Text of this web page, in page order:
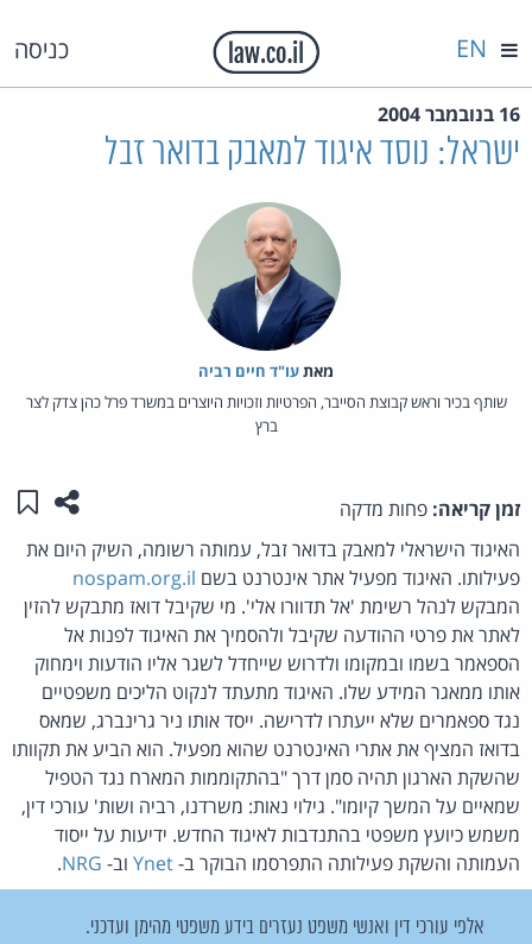
כניסה EN
16 בנובמבר 2004
ישראל: נוסד איגוד למאבק בדואר זבל
מאת‏עו"ד חיים רביה
שותף בכיר וראש קבוצת הסייבר, הפרטיות וזכויות היוצרים במשרד פרל כהן צדק לצר
ברץ
זמן קריאה: פחות מדקה שתפו
האיגוד הישראלי למאבק בדואר זבל, עמותה רשומה, השיק היום את
פעילותו. האיגוד מפעיל אתר אינטרנט בשם nospam.org.il
המבקש לנהל רשימת 'אל תדוורו אלי'. מי שקיבל דואז מתבקש להזין
לאתר את פרטי ההודעה שקיבל ולהסמיך את האיגוד לפנות אל
הספאמר בשמו ובמקומו ולדרוש שייחדל לשגר אליו הודעות וימחוק
אותו ממאגר המידע שלו. האיגוד מתעתד לנקוט הליכים משפטיים
נגד ספאמרים שלא ייעתרו לדרישה. ייסד אותו ניר גרינברג, שמאס
בדואז המציף את אתרי האינטרנט שהוא מפעיל. הוא הביע את תקוותו
שהשקת הארגון תהיה סמן דרך "בהתקוממות המארח נגד הטפיל
שמאיים על המשך קיומו". גילוי נאות: משרדנו, רביה ושות' עורכי דין,
משמש כיועץ משפטי בהתנדבות לאיגוד החדש. ידיעות על ייסוד
העמותה והשקת פעילותה התפרסמו הבוקר ב-Ynet וב- NRG
.
אלפי עורכי דין ואנשי משפט נעזרים בידע משפטי מהימן ועדכני.